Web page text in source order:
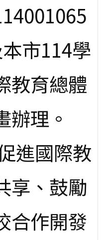
市114學
教育總體
辦理。
進國際教
享、鼓勵
合作開發